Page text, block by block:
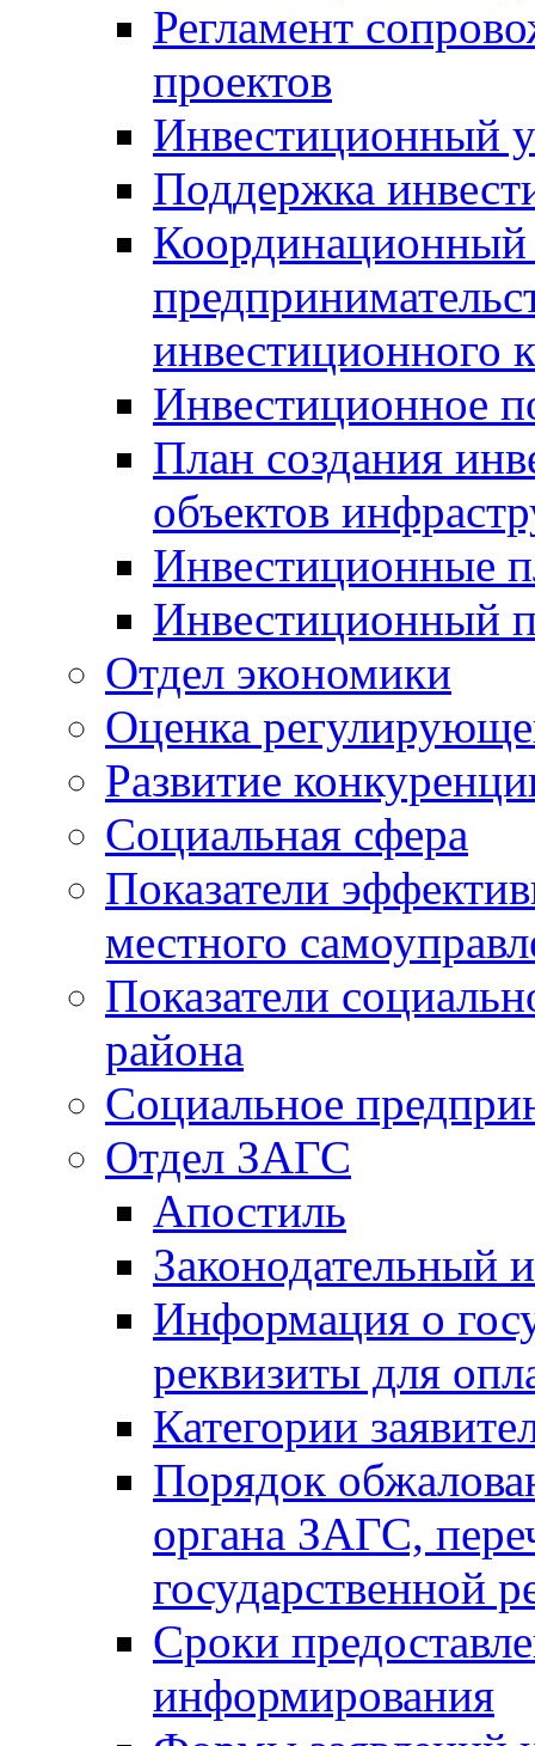
Регламент
проектов
Инвестиционный
Поддержка
Координационный
инвестиционного
Инвестиционное
План создания
объектов
Инвестиционные
Инвестиционный
Отдел экономики
Оценка
Развитие
Социальная сфера
Показатели
местного
Показатели
района
Социальное
Отдел ЗАГС
Апостиль
Законодательный
Информация о
реквизиты для
Категории
Порядок
органа ЗАГС,
государственной
Сроки
информирования